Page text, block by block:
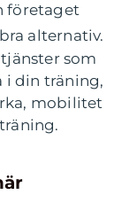
företaget
alternativ.
som
i din träning,
mobilitet